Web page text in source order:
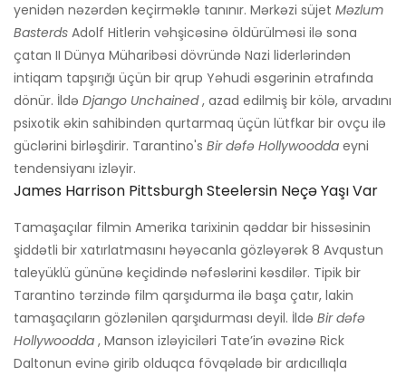
yenidən nəzərdən keçirməklə tanınır. Mərkəzi süjet Məzlum
Basterds Adolf Hitlerin vəhşicəsinə öldürülməsi ilə sona
çatan II Dünya Müharibəsi dövründə Nazi liderlərindən
intiqam tapşırığı üçün bir qrup Yəhudi əsgərinin ətrafında
dönür. İldə Django Unchained, azad edilmiş bir kölə, arvadını
psixotik əkin sahibindən qurtarmaq üçün lütfkar bir ovçu ilə
güclərini birləşdirir. Tarantino's Bir dəfə Hollywoodda eyni
tendensiyanı izləyir.
James Harrison Pittsburgh Steelersin Neçə Yaşı Var
Tamaşaçılar filmin Amerika tarixinin qəddar bir hissəsinin
şiddətli bir xatırlatmasını həyəcanla gözləyərək 8 Avqustun
taleyüklü gününə keçidində nəfəslərini kəsdilər. Tipik bir
Tarantino tərzində film qarşıdurma ilə başa çatır, lakin
tamaşaçıların gözlənilən qarşıdurması deyil. İldə Bir dəfə
Hollywoodda , Manson izləyiciləri Tate’in əvəzinə Rick
Daltonun evinə girib olduqca fövqəladə bir ardıcıllıqla